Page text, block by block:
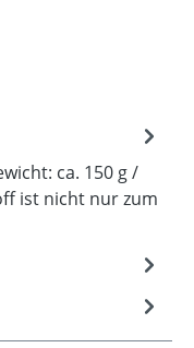
ca. 150 g /
ist nicht nur zum